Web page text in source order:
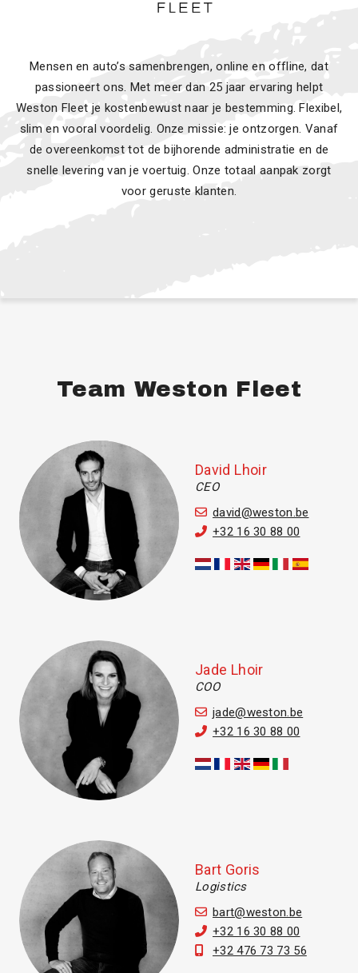
Mensen en auto’s samenbrengen, online en offline, dat
passioneert ons. Met meer dan 25 jaar ervaring helpt
Weston Fleet je kostenbewust naar je bestemming. Flexibel,
slim en vooral voordelig. Onze missie: je ontzorgen. Vanaf
de overeenkomst tot de bijhorende administratie en de
snelle levering van je voertuig. Onze totaal aanpak zorgt
voor geruste klanten.
Team Weston Fleet
David Lhoir
CEO
david@weston.be
+32 16 30 88 00
Jade Lhoir
COO
jade@weston.be
+32 16 30 88 00
Bart Goris
Logistics
bart@weston.be
+32 16 30 88 00
+32 476 73 73 56